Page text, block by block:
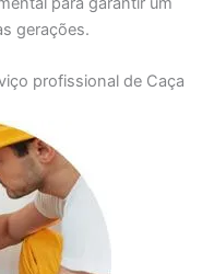
gerações.
profissional de Caça